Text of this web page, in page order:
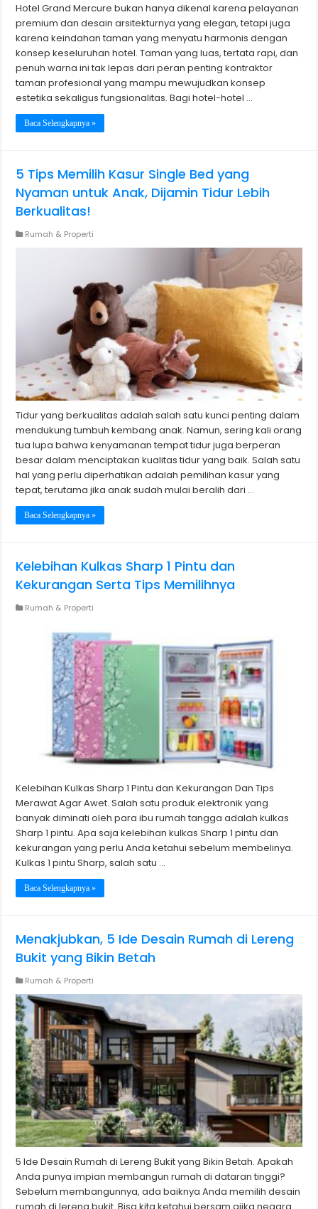
Hotel Grand Mercure bukan hanya dikenal karena pelayanan
premium dan desain arsitekturnya yang elegan, tetapi juga
karena keindahan taman yang menyatu harmonis dengan
konsep keseluruhan hotel. Taman yang luas, tertata rapi, dan
penuh warna ini tak lepas dari peran penting kontraktor
taman profesional yang mampu mewujudkan konsep
estetika sekaligus fungsionalitas. Bagi hotel-hotel …
Baca Selengkapnya »
5 Tips Memilih Kasur Single Bed yang
Nyaman untuk Anak, Dijamin Tidur Lebih
Berkualitas!
Rumah & Properti
Tidur yang berkualitas adalah salah satu kunci penting dalam
mendukung tumbuh kembang anak. Namun, sering kali orang
tua lupa bahwa kenyamanan tempat tidur juga berperan
besar dalam menciptakan kualitas tidur yang baik. Salah satu
hal yang perlu diperhatikan adalah pemilihan kasur yang
tepat, terutama jika anak sudah mulai beralih dari …
Baca Selengkapnya »
Kelebihan Kulkas Sharp 1 Pintu dan
Kekurangan Serta Tips Memilihnya
Rumah & Properti
Kelebihan Kulkas Sharp 1 Pintu dan Kekurangan Dan Tips
Merawat Agar Awet. Salah satu produk elektronik yang
banyak diminati oleh para ibu rumah tangga adalah kulkas
Sharp 1 pintu. Apa saja kelebihan kulkas Sharp 1 pintu dan
kekurangan yang perlu Anda ketahui sebelum membelinya.
Kulkas 1 pintu Sharp, salah satu …
Baca Selengkapnya »
Menakjubkan, 5 Ide Desain Rumah di Lereng
Bukit yang Bikin Betah
Rumah & Properti
5 Ide Desain Rumah di Lereng Bukit yang Bikin Betah. Apakah
Anda punya impian membangun rumah di dataran tinggi?
Sebelum membangunnya, ada baiknya Anda memilih desain